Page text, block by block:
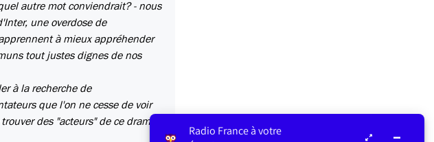
autre mot conviendrait? - nous
une overdose de
à mieux appréhender
tout justes dignes de nos
à la recherche de
que l'on ne cesse de voir
des "acteurs" de ce drame.
Radio France à votre